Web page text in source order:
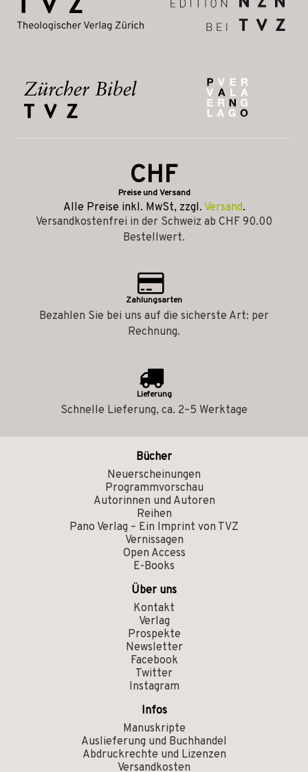
CHF
Preise und Versand
Alle Preise inkl. MwSt, zzgl. Versand.
Versandkostenfrei in der Schweiz ab CHF 90.00
Bestellwert.
Zahlungsarten
Bezahlen Sie bei uns auf die sicherste Art: per
Rechnung.
Lieferung
Schnelle Lieferung, ca. 2–5 Werktage
Bücher
Neuerscheinungen
Programmvorschau
Autorinnen und Autoren
Reihen
Pano Verlag – Ein Imprint von TVZ
Vernissagen
Open Access
E-Books
Über uns
Kontakt
Verlag
Prospekte
Newsletter
Facebook
Twitter
Instagram
Infos
Manuskripte
Auslieferung und Buchhandel
Abdruckrechte und Lizenzen
Versandkosten